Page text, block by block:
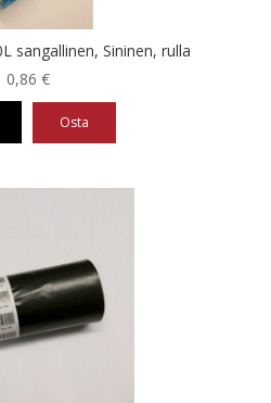
sangallinen, Sininen, rulla
0,86 €
Osta